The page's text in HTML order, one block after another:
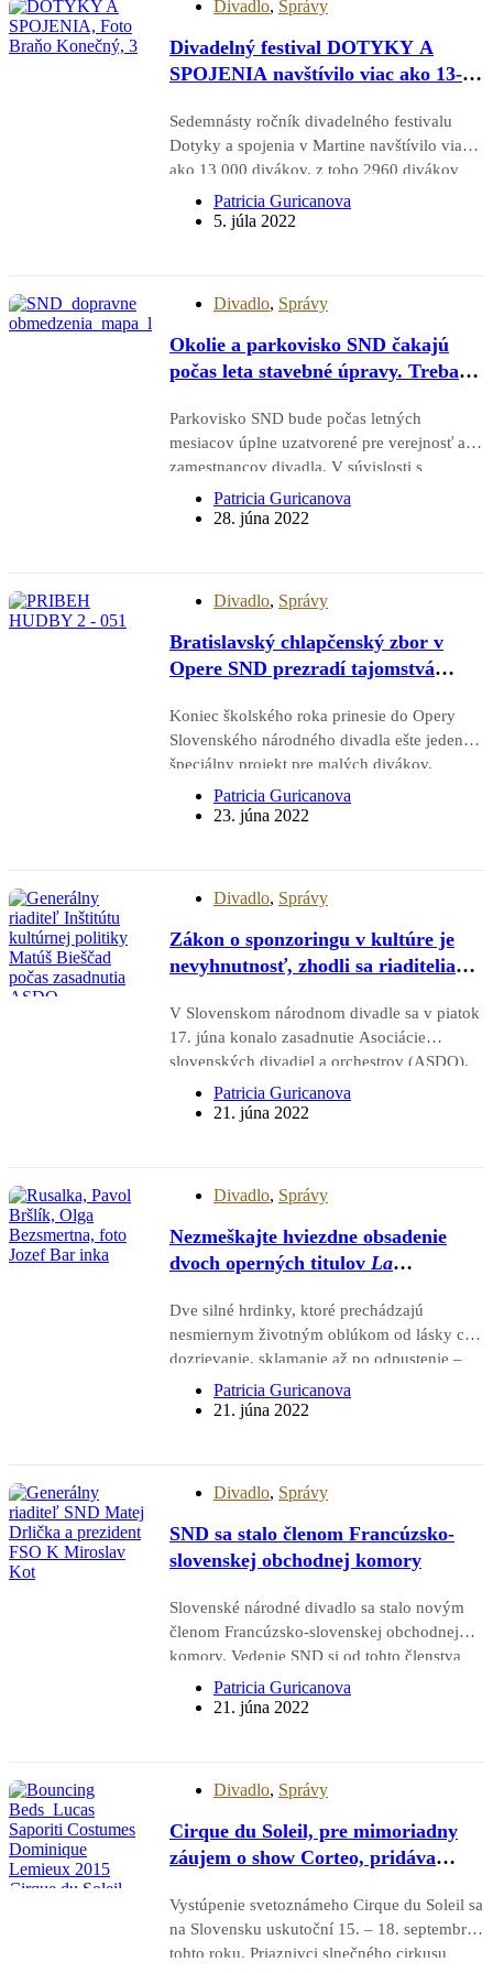
Divadlo, Správy
Divadelný festival DOTYKY A
SPOJENIA navštívilo viac ako 13-
Sedemnásty ročník divadelného festivalu
Dotyky a spojenia v Martine navštívilo viac
ako 13 000 divákov, z toho 2960 divákov
v interiéri a vyše 10 000 v exteriéri.
Organizátori hodnotia festival ako
uplynulej sezóny…
Patricia Guricanova
5. júla 2022
Divadlo, Správy
Okolie a parkovisko SND čakajú
počas leta stavebné úpravy. Treba
Parkovisko SND bude počas letných
mesiacov úplne uzatvorené pre verejnosť aj
zamestnancov divadla. V súvislosti s
výstavbou komplexu Eurovea 2 budú na
parkovisku SND aj priľahlých
Patricia Guricanova
28. júna 2022
Divadlo, Správy
Bratislavský chlapčenský zbor v
Opere SND prezradí tajomstvá
Koniec školského roka prinesie do Opery
Slovenského národného divadla ešte jeden
špeciálny projekt pre malých divákov.
Najnovší koncert Bratislavského
chlapčenského zboru v rámci hudobno-
predstaveniach…
Patricia Guricanova
23. júna 2022
Divadlo, Správy
Zákon o sponzoringu v kultúre je
nevyhnutnosť, zhodli sa riaditelia
V Slovenskom národnom divadle sa v piatok
17. júna konalo zasadnutie Asociácie
slovenských divadiel a orchestrov (ASDO).
Okrúhleho stola na tému návrhu zákona o
profesionáloch v kultúre a sponzoringu v
Patricia Guricanova
21. júna 2022
Divadlo, Správy
Nezmeškajte hviezdne obsadenie
dvoch operných titulov La
Dve silné hrdinky, ktoré prechádzajú
nesmiernym životným oblúkom od lásky cez
dozrievanie, sklamanie až po odpustenie –
takto v skratke by sme mohli charakterizovať
osud Violetty Valéry vo Verdiho opere La
Patricia Guricanova
21. júna 2022
Divadlo, Správy
SND sa stalo členom Francúzsko-
slovenskej obchodnej komory
Slovenské národné divadlo sa stalo novým
členom Francúzsko-slovenskej obchodnej
komory. Vedenie SND si od tohto členstva
sľubuje príležitosti na získanie nových
zahraničných divákov aj inšpiratívne
zhromaždení v…
Patricia Guricanova
21. júna 2022
Divadlo, Správy
Cirque du Soleil, pre mimoriadny
záujem o show Corteo, pridáva
Vystúpenie svetoznámeho Cirque du Soleil sa
na Slovensku uskutoční 15. – 18. septembra
tohto roku. Priaznivci slnečného cirkusu